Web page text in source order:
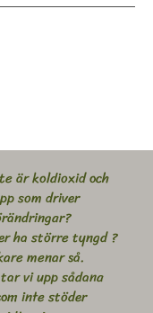
är koldioxid och
som driver
ha större tyngd ?
menar så.
vi upp sådana
inte stöder